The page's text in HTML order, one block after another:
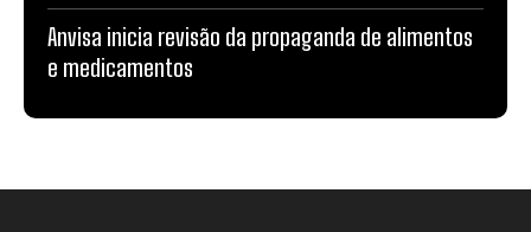
Anvisa inicia revisão da propaganda de alimentos
e medicamentos